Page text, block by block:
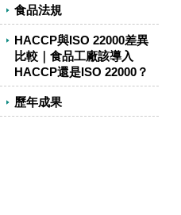
食品法規
HACCP與ISO 22000差異
比較｜食品工廠該導入
HACCP還是ISO 22000？
歷年成果